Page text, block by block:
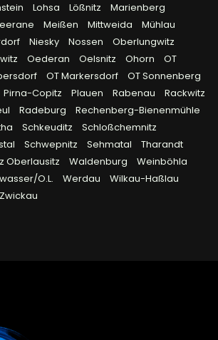
Lohsa Lößnitz
Marienberg
Meißen Mittweida
Mühlau
Niesky Nossen
Oberlungwitz
Oederan Oelsnitz Ohorn
OT
OT Markersdorf
OT Sonnenberg
Pirna-Copitz Plauen Rabenau
Rackwitz
Radeburg
Rechenberg-Bienenmühle
Schkeuditz
Schloßchemnitz
Schwepnitz Sehmatal
Tharandt
Oberlausitz
Waldenburg
Weinböhla
O.L. Werdau
Wilkau-Haßlau
Zwickau